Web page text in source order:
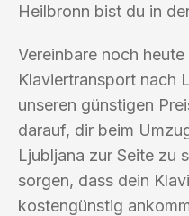
Heilbronn bist du in
Vereinbare noch
Klaviertransport nach
unseren günstigen
darauf, dir beim
Ljubljana zur Seite zu
sorgen, dass dein
kostengünstig